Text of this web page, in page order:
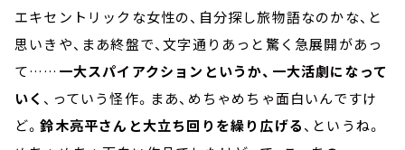
エキセントリックな女性の、自分探し旅物語なのかな、と
思いきや、まあ終盤で、文字通りあっと驚く急展開があっ
て…… 一大スパイアクションというか、一大活劇になって
いく 、っていう怪作。まあ、めちゃめちゃ面白いんですけ
ど。鈴木亮平さんと大立ち回りを繰り広げる、というね。